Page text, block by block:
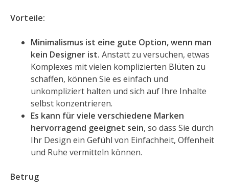
Vorteile:
Minimalismus ist eine gute Option, wenn man
kein Designer ist. Anstatt zu versuchen, etwas
Komplexes mit vielen komplizierten Blüten zu
schaffen, können Sie es einfach und
unkompliziert halten und sich auf Ihre Inhalte
selbst konzentrieren.
Es kann für viele verschiedene Marken
hervorragend geeignet sein, so dass Sie durch
Ihr Design ein Gefühl von Einfachheit, Offenheit
und Ruhe vermitteln können.
Betrug